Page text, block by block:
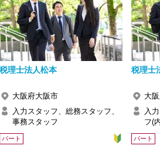
税理士法人松本
大阪府大阪市
入力スタッフ、総務スタッフ、
事務スタッフ
パート
税理士
大
入
フ(
パート